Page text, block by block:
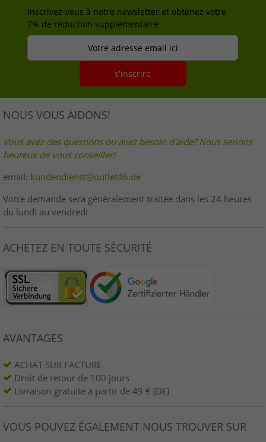
Inscrivez-vous à notre newsletter et obtenez votre
7% de réduction supplémentaire
Votre adresse email ici
s'inscrire
NOUS VOUS AIDONS!
Vous avez des questions ou avez besoin d'aide? Nous serions
heureux de vous conseiller!
email: kundendienst@outlet46.de
Votre demande sera généralement traitée dans les 24 heures
du lundi au vendredi
ACHETEZ EN TOUTE SÉCURITÉ
AVANTAGES
ACHAT SUR FACTURE
Droit de retour de 100 jours
Livraison gratuite à partir de 49 € (DE)
VOUS POUVEZ ÉGALEMENT NOUS TROUVER SUR